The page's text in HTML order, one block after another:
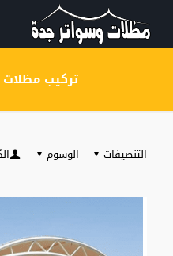
تركيب
التنصيفات الوسوم